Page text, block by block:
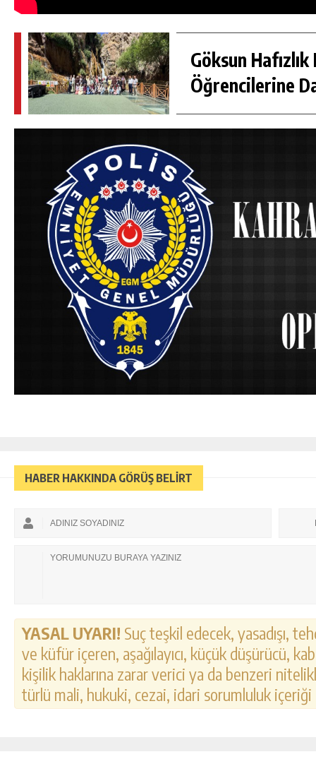
Göksun Hafızlık
Öğrencilerine
HABER HAKKINDA GÖRÜŞ BELİRT
YASAL UYARI! Suç teşkil edecek, yasadışı,
ve küfür içeren, aşağılayıcı, küçük düşürücü,
kişilik haklarına zarar verici ya da benzeri
türlü mali, hukuki, cezai, idari sorumluluk